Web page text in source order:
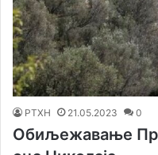
РТХН 21.05.2023 0
Обиљежавање